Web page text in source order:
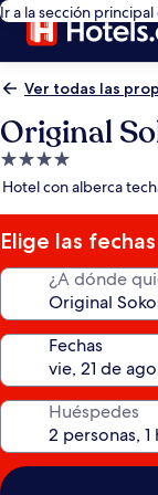
Ir a la sección
Ver todas las
Original
Propiedad
de
estrellas
Hotel con alberca
Elige las
¿A dónde
Fechas
Huéspedes